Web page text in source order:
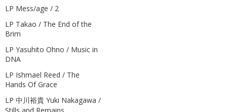
LP Mess/age / 2
LP Takao / The End of the
Brim
LP Yasuhito Ohno / Music in
DNA
LP Ishmael Reed / The
Hands Of Grace
LP 中川裕貴 Yuki Nakagawa /